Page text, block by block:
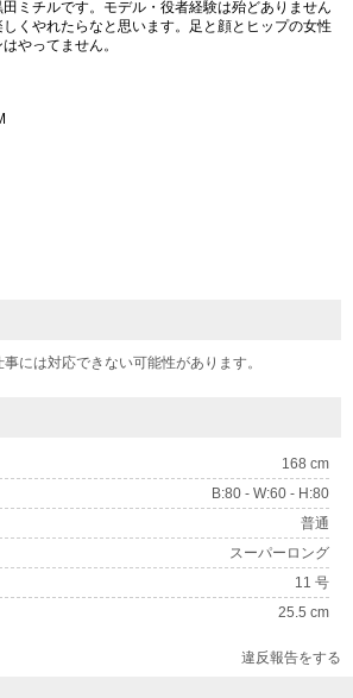
ミチルです。モデル・役者経験は殆どありません
くやれたらなと思います。足と顔とヒップの女性
やってません。
には対応できない可能性があります。
168 cm
B:80 - W:60 - H:80
普通
スーパーロング
11 号
25.5 cm
違反報告をする